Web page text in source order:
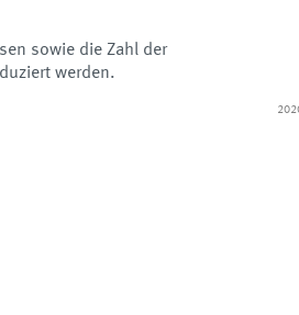
sowie die Zahl der
werden.